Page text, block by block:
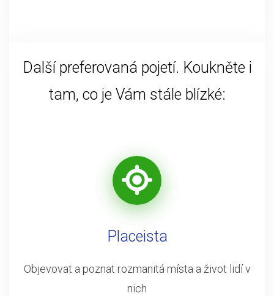
Další preferovaná pojetí. Koukněte i
tam, co je Vám stále blízké:
Placeista
Objevovat a poznat rozmanitá místa a život lidí v
nich